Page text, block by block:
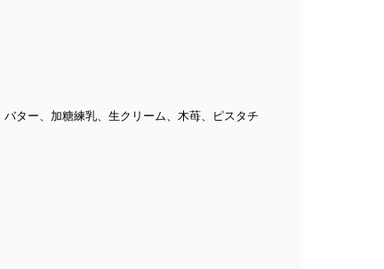
ター、加糖練乳、生クリーム、木苺、ピスタチ